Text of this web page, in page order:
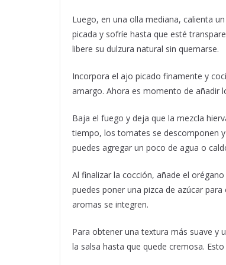
Luego, en una olla mediana, calienta
picada y sofríe hasta que esté
libere su dulzura natural sin quemarse.
Incorpora el ajo picado finamente y
amargo. Ahora es momento de añadir
Baja el fuego y deja que la mezcla
tiempo, los tomates se descomponen
puedes agregar un poco de agua o
Al finalizar la cocción, añade el
puedes poner una pizca de azúcar
aromas se integren.
Para obtener una textura más suave y
la salsa hasta que quede cremosa.